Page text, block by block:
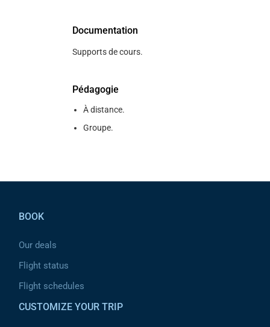
Documentation
Supports de cours.
Pédagogie
À distance.
Groupe.
BOOK
Our deals
Flight status
Flight schedules
CUSTOMIZE YOUR TRIP